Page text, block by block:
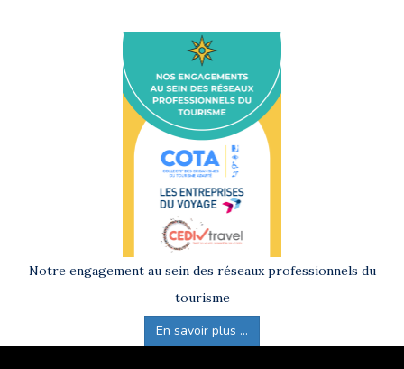
Notre engagement au sein des réseaux professionnels du
tourisme
En savoir plus ...